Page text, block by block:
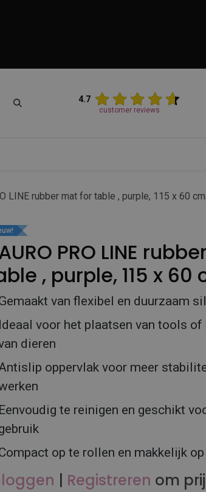
4.7
customer reviews
LINE rubber mat for table , purple, 115 x 60 cm.
PRO LINE
, purple, 115 x 60
van flexibel en duurzaam
voor het plaatsen van tools
dieren
oppervlak voor meer
te reinigen en geschikt
op te rollen en makkelijk op
| Registreren om